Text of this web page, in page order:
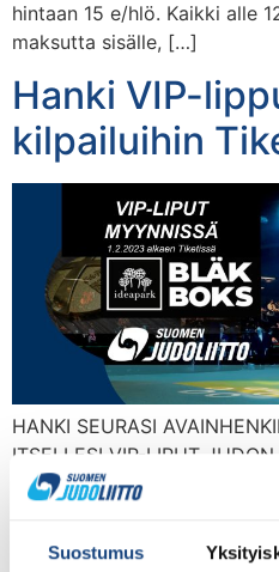
Suostumus
hintaan 15 e/hlö. Kaikki alle
maksutta sisälle, […]
Hanki VIP-
kilpailuihin
HANKI SEURASI
ITSELLESI VIP-LIPUT
Ideapark Lempäälä ja
rajoitettu määrä myynnissä